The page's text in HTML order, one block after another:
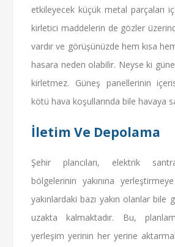
etkileyecek küçük metal parçaları
kirletici maddelerin de gözler
vardır ve görüşünüzde hem kısa
hasara neden olabilir. Neyse ki
kirletmez. Güneş panellerinin
kötü hava koşullarında bile havaya
İletim Ve Depolama
Şehir plancıları, elektrik
bölgelerinin yakınına
yakınlardaki bazı yakın olanlar bile
uzakta kalmaktadır. Bu,
yerleşim yerinin her yerine